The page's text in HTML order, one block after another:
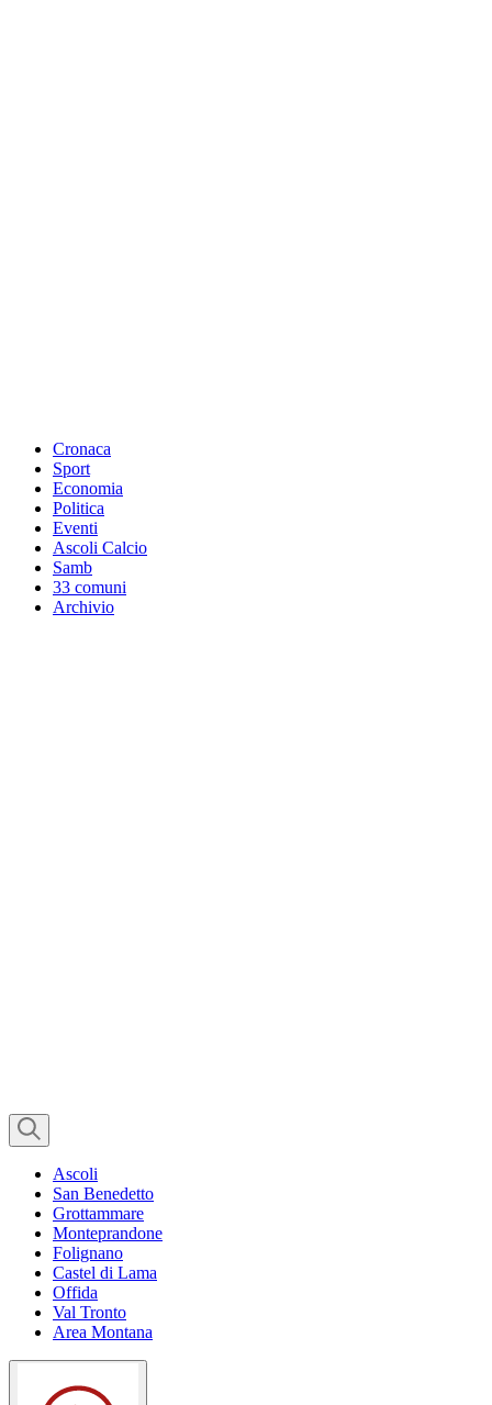
Cronaca
Sport
Economia
Politica
Eventi
Ascoli Calcio
Samb
33 comuni
Archivio
Ascoli
San Benedetto
Grottammare
Monteprandone
Folignano
Castel di Lama
Offida
Val Tronto
Area Montana